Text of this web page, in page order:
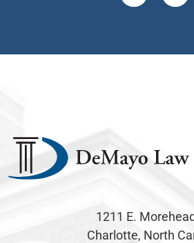
1211 E.
Charlotte, North